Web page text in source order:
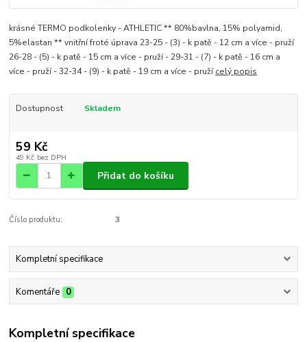
krásné TERMO podkolenky - ATHLETIC ** 80%bavlna, 15% polyamid,
5%elastan ** vnitřní froté úprava 23-25 - (3) - k patě - 12 cm a více - pruží
26-28 - (5) - k patě - 15 cm a více - pruží - 29-31 - (7) - k patě - 16 cm a
více - pruží - 32-34 - (9) - k patě - 19 cm a více - pružícelý popis
Dostupnost Skladem
59 Kč
49 Kč bez DPH
Přidat do košíku
Číslo produktu: 3
Kompletní specifikace
Komentáře 0
Kompletní specifikace